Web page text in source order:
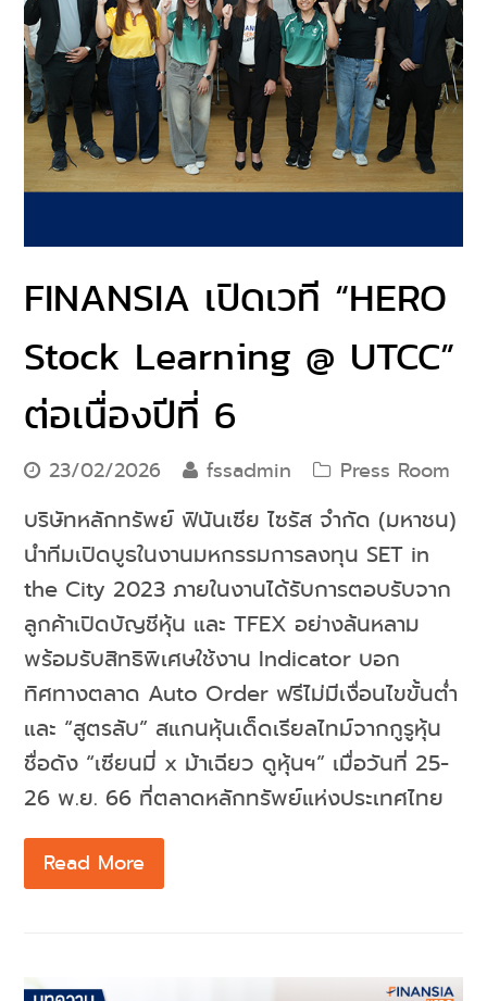
FINANSIA เปิดเวที “HERO
Stock Learning @ UTCC”
ต่อเนื่องปีที่ 6
23/02/2026 fssadmin Press Room
บริษัทหลักทรัพย์ ฟินันเซีย ไซรัส จำกัด (มหาชน)
นำทีมเปิดบูธในงานมหกรรมการลงทุน SET in
the City 2023 ภายในงานได้รับการตอบรับจาก
ลูกค้าเปิดบัญชีหุ้น และ TFEX อย่างล้นหลาม
พร้อมรับสิทธิพิเศษใช้งาน Indicator บอก
ทิศทางตลาด Auto Order ฟรีไม่มีเงื่อนไขขั้นต่ำ
และ “สูตรลับ” สแกนหุ้นเด็ดเรียลไทม์จากกูรูหุ้น
ชื่อดัง “เซียนมี่ x ม้าเฉียว ดูหุ้นฯ” เมื่อวันที่ 25-
26 พ.ย. 66 ที่ตลาดหลักทรัพย์แห่งประเทศไทย
Read More